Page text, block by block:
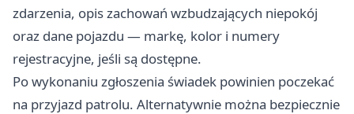
zdarzenia, opis zachowań wzbudzających niepokój
oraz dane pojazdu — markę, kolor i numery
rejestracyjne, jeśli są dostępne.
Po wykonaniu zgłoszenia świadek powinien poczekać
na przyjazd patrolu. Alternatywnie można bezpiecznie